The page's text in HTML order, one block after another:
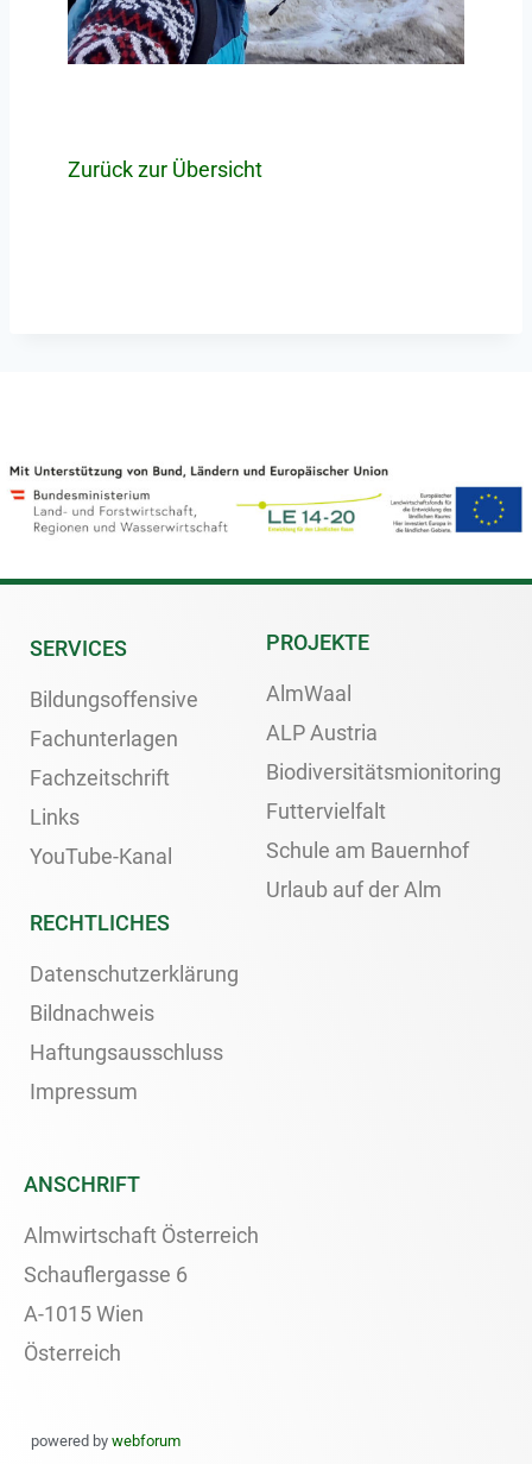
Zurück zur Übersicht
SERVICES
Bildungsoffensive
Fachunterlagen
Fachzeitschrift
Links
YouTube-Kanal
PROJEKTE
AlmWaal
ALP Austria
Biodiversitätsmionitoring
Futtervielfalt
Schule am Bauernhof
Urlaub auf der Alm
RECHTLICHES
Datenschutzerklärung
Bildnachweis
Haftungsausschluss
Impressum
ANSCHRIFT
Almwirtschaft Österreich
Schauflergasse 6
A-1015 Wien
Österreich
powered by webforum